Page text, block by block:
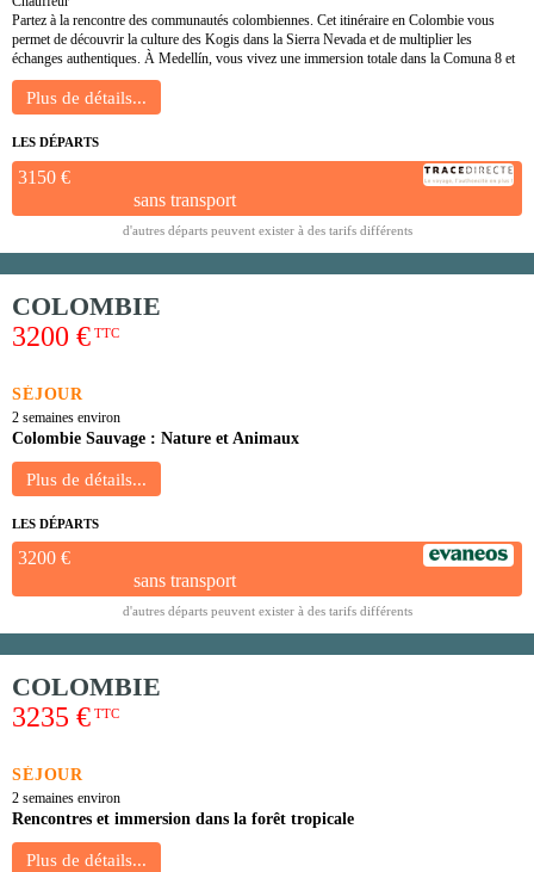
Partez à la rencontre des communautés colombiennes. Cet itinéraire en Colombie vous
permet de découvrir la culture des Kogis dans la Sierra Nevada et de multiplier les
échanges authentiques. À Medellín, vous vivez une immersion totale dans la Comuna 8 et
LES DÉPARTS
3150 €
sans transport
d'autres départs peuvent exister à des tarifs différents
COLOMBIE
3200 € TTC
SÉJOUR
2 semaines environ
Colombie Sauvage : Nature et Animaux
LES DÉPARTS
3200 €
sans transport
d'autres départs peuvent exister à des tarifs différents
COLOMBIE
3235 € TTC
SÉJOUR
2 semaines environ
Rencontres et immersion dans la forêt tropicale